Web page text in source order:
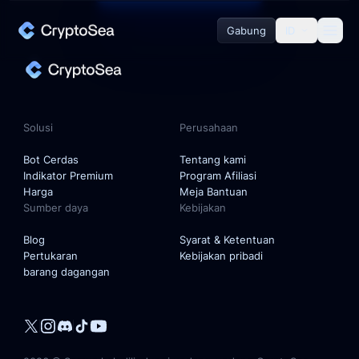
Gabung ID
Solusi
Indikator Premium
Perusahaan
Tentang kami
Solusi
Bot Cerdas
Indikator Premium
Harga
Perusahaan
Tentang kami
Program Afiliasi
Meja Bantuan
Sumber daya
Blog
Pertukaran
barang dagangan
Kebijakan
Syarat & Ketentuan
Kebijakan pribadi